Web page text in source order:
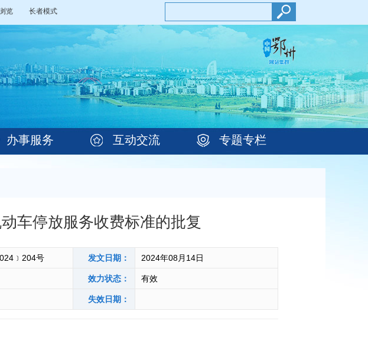
览 长者模式
办事服务 互动交流 专题专栏
车停放服务收费标准的批复
号 发文日期： 2024年08月14日
效力状态： 有效
失效日期：